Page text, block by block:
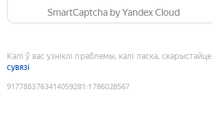
SmartCaptcha by Yandex Cloud
Калі ў вас узніклі праблемы, калі ласка, скарыстайце
сувязі
9177883763414059281 :1786028567